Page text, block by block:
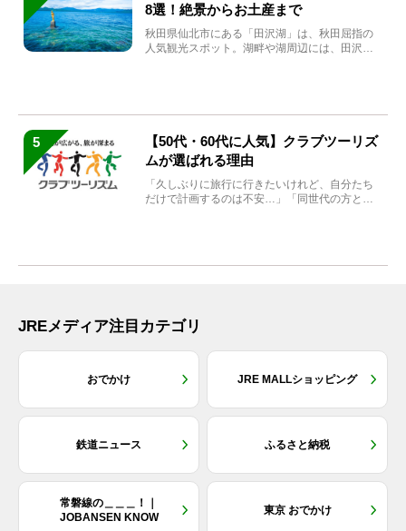
8選！絶景からお土産まで
秋田県仙北市にある「田沢湖」は、秋田屈指の
人気観光スポット。湖畔や湖周辺には、田沢湖
5
【50代・60代に人気】クラブツーリズ
ムが選ばれる理由
「久しぶりに旅行に行きたいけれど、自分たち
だけで計画するのは不安…」「同世代の方と気
JREメディア注目カテゴリ
おでかけ JRE MALLショッピング
鉄道ニュース ふるさと納税
常磐線の＿＿＿！｜
JOBANSEN KNOW
東京 おでかけ